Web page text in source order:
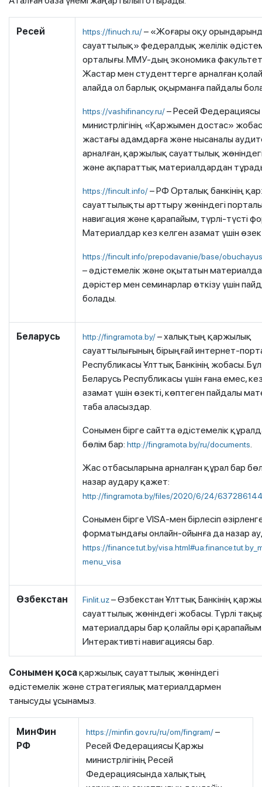
Ресей https://finuch.ru/– «Жоғары оқу
сауаттылық» федералдық желілік
орталығы. ММУ-дың экономика
Жастар мен студенттерге арналған
алайда ол барлық оқырманға пайдалы
https://vashifinancy.ru/– Ресей
министрлігінің «Қаржымен достас»
жастағы адамдарға және нысаналы
арналған, қаржылық сауаттылық
және ақпараттық материалдардан
https://fincult.info/– РФ Орталық банкінің
сауаттылықты арттыру жөніндегі
навигация және қарапайым, түрлі-түсті
Материалдар кез келген азамат үшін
https://fincult.info/prepodavanie/base/
– әдістемелік және оқытатын
дәрістер мен семинарлар өткізу үшін
болады.
Беларусь http://fingramota.by/– халықтың қаржылық
сауаттылығының бірыңғай интернет-
Республикасы Ұлттық Банкінің жобасы.
Беларусь Республикасы үшін ғана емес,
азамат үшін өзекті, көптеген пайдалы
таба аласыздар.
Сонымен бірге сайтта әдістемелік
бөлім бар: http://fingramota.by/ru/documents.
Жас отбасыларына арналған құрал бар
назар аудару қажет:
http://fingramota.by/files/2020/6/24/
Сонымен бірге VISA-мен бірлесіп
форматындағы онлайн-ойынға да назар
https://finance.tut.by/
menu_visa
Өзбекстан Finlit.uz– Өзбекстан Ұлттық Банкінің
сауаттылық жөніндегі жобасы. Түрлі
материалдары бар қолайлы әрі
Интерактивті навигациясы бар.
Сонымен қосақаржылық сауаттылық жөніндегі
әдістемелік және стратегиялық материалдармен
танысуды ұсынамыз.
МинФин
РФ
https://minfin.gov.ru/ru/om/fingram/–
Ресей Федерациясы Қаржы
министрлігінің Ресей
Федерациясында халықтың